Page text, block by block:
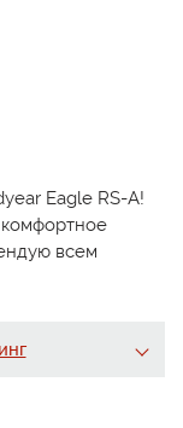
Eagle RS-A!
всем